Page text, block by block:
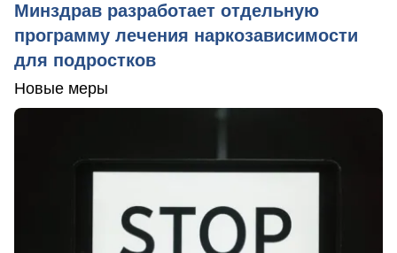
Минздрав разработает отдельную
программу лечения наркозависимости
для подростков
Новые меры